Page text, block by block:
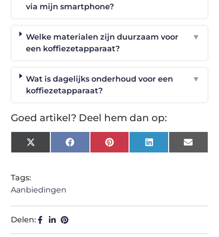
via mijn smartphone?
Welke materialen zijn duurzaam voor
een koffiezetapparaat?
▼
Wat is dagelijks onderhoud voor een
koffiezetapparaat?
▼
Goed artikel? Deel hem dan op:
X
(Twitter)
FacebookPinterest LinkedIn Email
Tags:
Aanbiedingen
Delen: